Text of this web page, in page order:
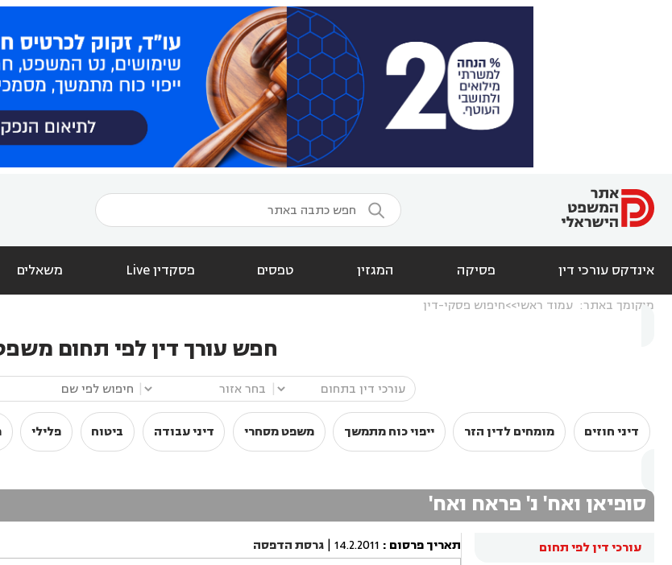

אינדקס עורכי דין פסיקה המגזין טפסים פסקדין Live משאלים
מיקומך באתר: עמוד ראשי חיפוש פסקי-דין
חפש עורך דין לפי תחום
דיני חוזים מומחים לדין הזר ייפוי כוח מתמשך משפט מסחרי דיני עבודה ביטוח פלילי
סופיאן ואח' נ' פראח ואח'
עורכי דין לפי תחום
תאריך פרסום :
14.2.2011
| גרסת הדפסה